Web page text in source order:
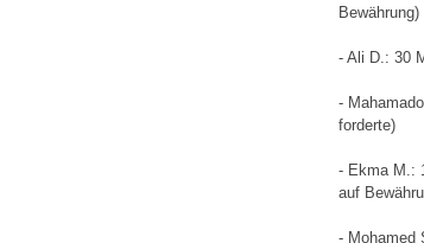
Bewährung)
- Ali D.: 30
-
forderte)
- Ekma M.:
auf
- Mohamed